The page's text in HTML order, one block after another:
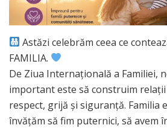
Astăzi celebrăm ceea ce
FAMILIA.
De Ziua Internațională a Familiei,
important este să construim
respect, grijă și siguranță. Familia
învățăm să fim puternici, să avem